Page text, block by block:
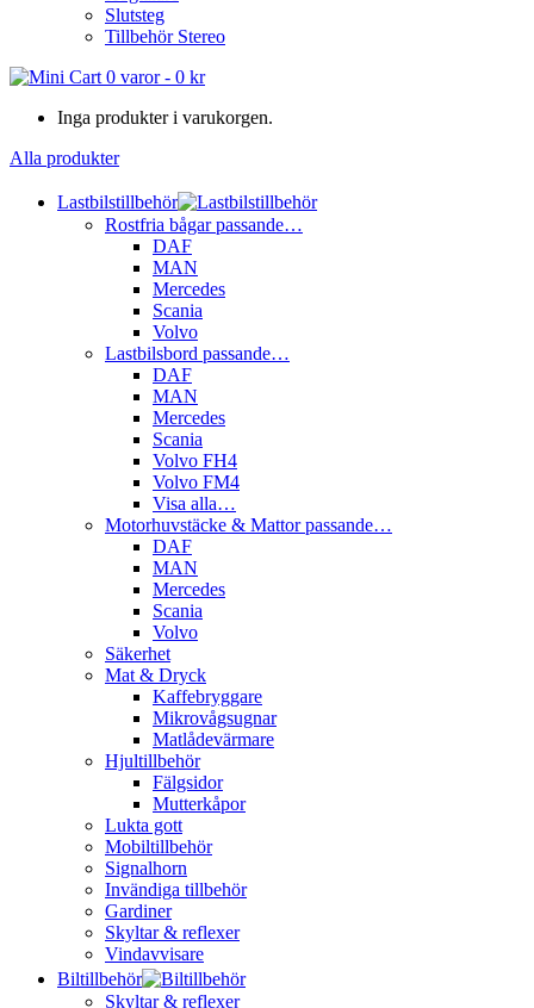
Slutsteg
Tillbehör Stereo
0 varor- 0 kr
Inga produkter i varukorgen.
Alla produkter
Lastbilstillbehör
Rostfria bågar passande…
DAF
MAN
Mercedes
Scania
Volvo
Lastbilsbord passande…
DAF
MAN
Mercedes
Scania
Volvo FH4
Volvo FM4
Visa alla…
Motorhuvstäcke & Mattor passande…
DAF
MAN
Mercedes
Scania
Volvo
Säkerhet
Mat & Dryck
Kaffebryggare
Mikrovågsugnar
Matlådevärmare
Hjultillbehör
Fälgsidor
Mutterkåpor
Lukta gott
Mobiltillbehör
Signalhorn
Invändiga tillbehör
Gardiner
Skyltar & reflexer
Vindavvisare
Biltillbehör
Skyltar & reflexer